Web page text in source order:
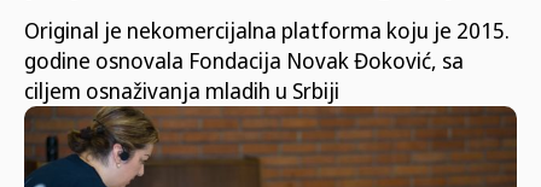
Original je nekomercijalna platforma koju je 2015.
godine osnovala Fondacija Novak Đoković, sa
ciljem osnaživanja mladih u Srbiji